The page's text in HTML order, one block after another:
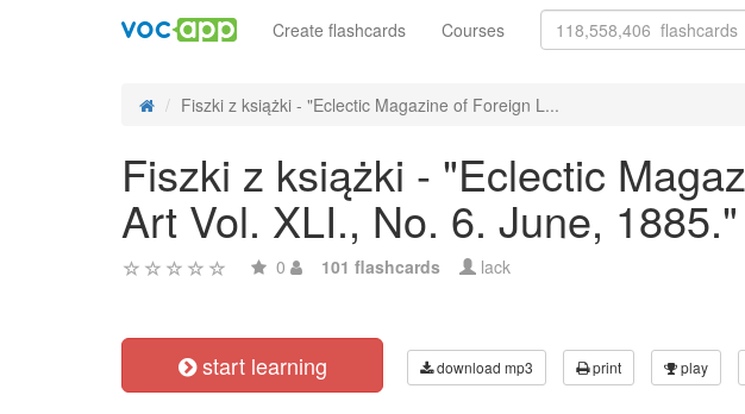
Create flashcards Courses
Fiszki z książki - "Eclectic Magazine of Foreign L...
Fiszki z książki - "Eclectic
Art Vol. XLI., No. 6. June,
0 101 flashcards lack
start learning download mp3 print play